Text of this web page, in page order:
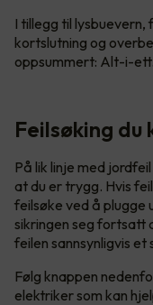
I tillegg til
kortslutning og
oppsummert: Alt-i-ett.
Feilsøking du
På lik linje med
at du er trygg. Hvis
feilsøke ved å plugge
sikringen seg fortsatt
feilen sannsynligvis
Følg knappen
elektriker som kan